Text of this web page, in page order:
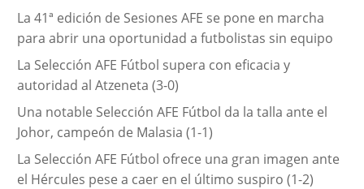
a
s
La 41ª edición de Sesiones AFE se pone en marcha
para abrir una oportunidad a futbolistas sin equipo
La Selección AFE Fútbol supera con eficacia y
autoridad al Atzeneta (3-0)
Una notable Selección AFE Fútbol da la talla ante el
Johor, campeón de Malasia (1-1)
La Selección AFE Fútbol ofrece una gran imagen ante
el Hércules pese a caer en el último suspiro (1-2)